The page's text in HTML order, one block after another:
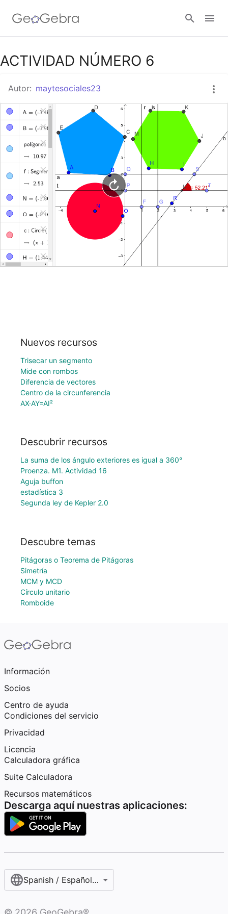
Google Classroom
GeoGebra Classroom
Abrir sesión
ACTIVIDAD NÚMERO 6
Autor: maytesociales23
Nuevos recursos
Trisecar un segmento
Mide con rombos
Diferencia de vectores
Centro de la circunferencia
AX·AY=AI²
Descubrir recursos
La suma de los ángulo exteriores es igual a 360°
Proenza. M1. Actividad 16
Aguja buffon
estadística 3
Segunda ley de Kepler 2.0
Descubre temas
Pitágoras o Teorema de Pitágoras
Simetría
MCM y MCD
Círculo unitario
Romboide
Información
Socios
Centro de ayuda
Condiciones del servicio
Privacidad
Licencia
Calculadora gráfica
Suite Calculadora
Recursos matemáticos
Descarga aquí nuestras aplicaciones:
Spanish / Español (internacional)